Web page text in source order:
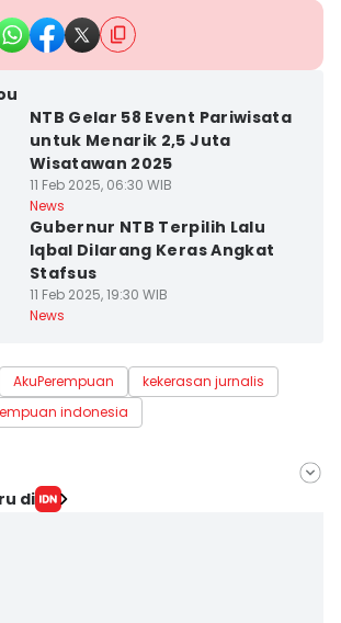
NTB Gelar 58 Event Pariwisata
untuk Menarik 2,5 Juta
Wisatawan 2025
11 Feb 2025, 06:30 WIB
News
Gubernur NTB Terpilih Lalu
Iqbal Dilarang Keras Angkat
Stafsus
11 Feb 2025, 19:30 WIB
News
AkuPerempuan
kekerasan jurnalis
indonesia
di